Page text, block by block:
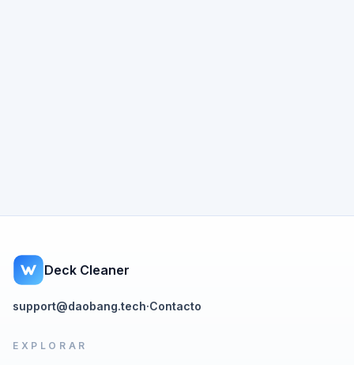
Deck Cleaner
support@daobang.tech·Contacto
EXPLORAR